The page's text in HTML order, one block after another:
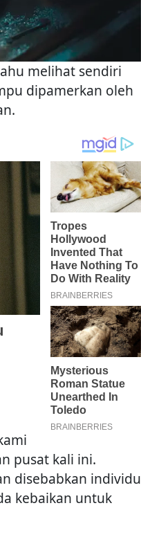
melihat sendiri
dipamerkan oleh
pusat kali ini.
disebabkan individu
kebaikan untuk